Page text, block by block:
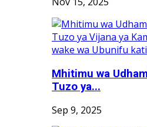
Mhitimu wa
Tuzo ya...
Sep 9, 2025